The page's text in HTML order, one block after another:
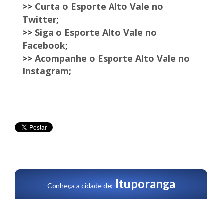
>> Curta o Esporte Alto Vale no
Twitter;
>> Siga o Esporte Alto Vale no
Facebook;
>> Acompanhe o Esporte Alto Vale no
Instagram;
Conheça a cidade de: Ituporanga